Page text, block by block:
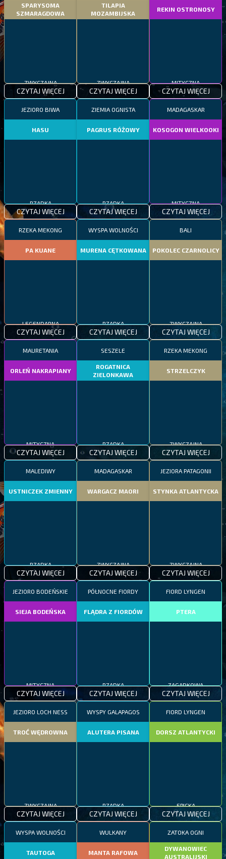
SPARYSOMA
SZMARAGDOWA
ZWYCZAJNA
CZYTAJ WIĘCEJ
TILAPIA
MOZAMBIJSKA
ZWYCZAJNA
CZYTAJ WIĘCEJ
REKIN OSTRONOSY
MITYCZNA
CZYTAJ WIĘCEJ
JEZIORO BIWA
HASU
RZADKA
CZYTAJ WIĘCEJ
ZIEMIA OGNISTA
PAGRUS RÓŻOWY
RZADKA
CZYTAJ WIĘCEJ
MADAGASKAR
KOSOGON WIELKOOKI
MITYCZNA
CZYTAJ WIĘCEJ
RZEKA MEKONG
PA KUANE
LEGENDARNA
CZYTAJ WIĘCEJ
WYSPA WOLNOŚCI
MURENA CĘTKOWANA
RZADKA
CZYTAJ WIĘCEJ
BALI
POKOLEC CZARNOLICY
ZWYCZAJNA
CZYTAJ WIĘCEJ
MAURETANIA
ORLEŃ NAKRAPIANY
MITYCZNA
CZYTAJ WIĘCEJ
SESZELE
ROGATNICA
ZIELONKAWA
RZADKA
CZYTAJ WIĘCEJ
RZEKA MEKONG
STRZELCZYK
ZWYCZAJNA
CZYTAJ WIĘCEJ
MALEDIWY
USTNICZEK ZMIENNY
RZADKA
CZYTAJ WIĘCEJ
MADAGASKAR
WARGACZ MAORI
ZWYCZAJNA
CZYTAJ WIĘCEJ
JEZIORA PATAGONII
STYNKA ATLANTYCKA
ZWYCZAJNA
CZYTAJ WIĘCEJ
JEZIORO BODEŃSKIE
SIEJA BODEŃSKA
MITYCZNA
CZYTAJ WIĘCEJ
PÓŁNOCNE FIORDY
FLĄDRA Z FIORDÓW
RZADKA
CZYTAJ WIĘCEJ
FIORD LYNGEN
PTERA
ZAGADKOWA
CZYTAJ WIĘCEJ
JEZIORO LOCH NESS
TROĆ WĘDROWNA
ZWYCZAJNA
CZYTAJ WIĘCEJ
WYSPY GALAPAGOS
ALUTERA PISANA
RZADKA
CZYTAJ WIĘCEJ
FIORD LYNGEN
DORSZ ATLANTYCKI
EPICKA
CZYTAJ WIĘCEJ
WYSPA WOLNOŚCI
TAUTOGA
WULKANY
MANTA RAFOWA
ZATOKA OGNI
DYWANOWIEC
AUSTRALIJSKI